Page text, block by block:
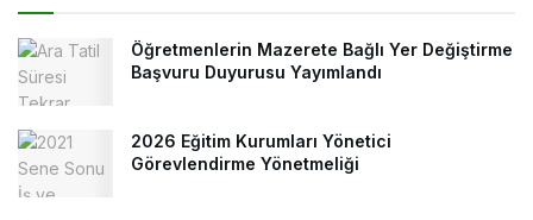
Öğretmenlerin Mazerete Bağlı Yer Değiştirme
Başvuru Duyurusu Yayımlandı
2026 Eğitim Kurumları Yönetici
Görevlendirme Yönetmeliği